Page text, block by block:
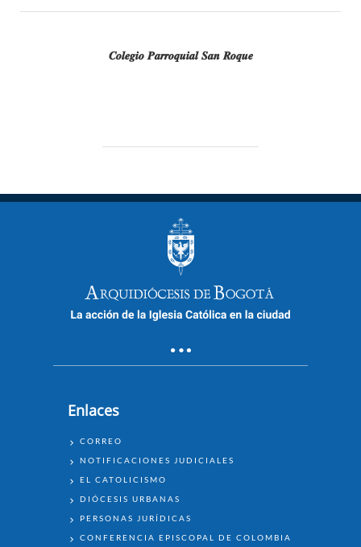
𝑪𝒐𝒍𝒆𝒈𝒊𝒐 𝑷𝒂𝒓𝒓𝒐𝒒𝒖𝒊𝒂𝒍 𝑺𝒂𝒏 𝑹𝒐𝒒𝒖𝒆
Enlaces
ENLACES
CORREO
NOTIFICACIONES JUDICIALES
EL CATOLICISMO
DIÓCESIS URBANAS
PERSONAS JURÍDICAS
CONFERENCIA EPISCOPAL DE COLOMBIA